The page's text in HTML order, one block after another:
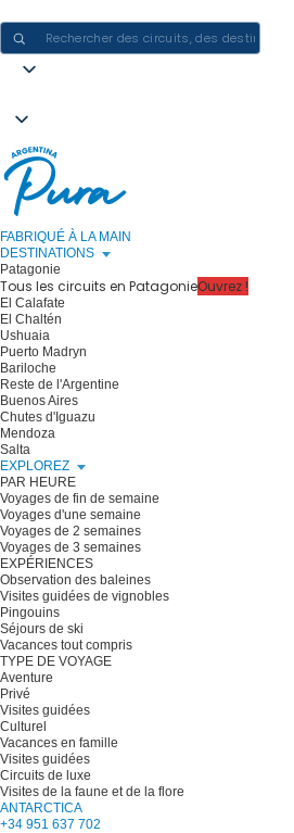
FABRIQUÉ À LA MAIN
DESTINATIONS
Patagonie
Tous les circuits en PatagonieOuvrez !
El Calafate
El Chaltén
Ushuaia
Puerto Madryn
Bariloche
Reste de l'Argentine
Buenos Aires
Chutes d'Iguazu
Mendoza
Salta
EXPLOREZ
PAR HEURE
Voyages de fin de semaine
Voyages d'une semaine
Voyages de 2 semaines
Voyages de 3 semaines
EXPÉRIENCES
Observation des baleines
Visites guidées de vignobles
Pingouins
Séjours de ski
Vacances tout compris
TYPE DE VOYAGE
Aventure
Privé
Visites guidées
Culturel
Vacances en famille
Visites guidées
Circuits de luxe
Visites de la faune et de la flore
ANTARCTICA
+34 951 637 702